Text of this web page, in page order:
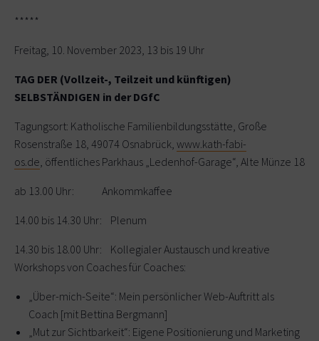
*****
Freitag, 10. November 2023, 13 bis 19 Uhr
TAG DER (Vollzeit-, Teilzeit und künftigen)
SELBSTÄNDIGEN in der DGfC
Tagungsort: Katholische Familienbildungsstätte, Große
Rosenstraße 18, 49074 Osnabrück, www.kath-fabi-
os.de , öffentliches Parkhaus „Ledenhof-Garage“, Alte Münze 18
ab 13.00 Uhr: Ankommkaffee
14.00 bis 14.30 Uhr: Plenum
14.30 bis 18.00 Uhr: Kollegialer Austausch und kreative
Workshops von Coaches für Coaches:
„Über-mich-Seite“: Mein persönlicher Web-Auftritt als
Coach [mit Bettina Bergmann]
„Mut zur Sichtbarkeit“: Eigene Positionierung und Marketing